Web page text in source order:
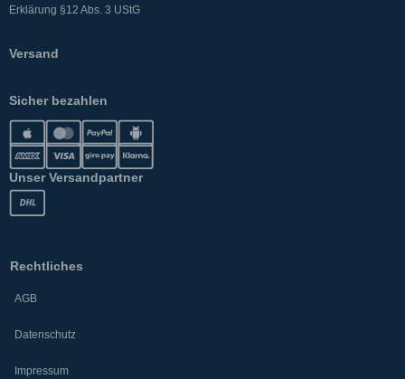
Erklärung §12 Abs. 3 UStG
Versand
Sicher bezahlen
Unser Versandpartner
Rechtliches
AGB
Datenschutz
Impressum